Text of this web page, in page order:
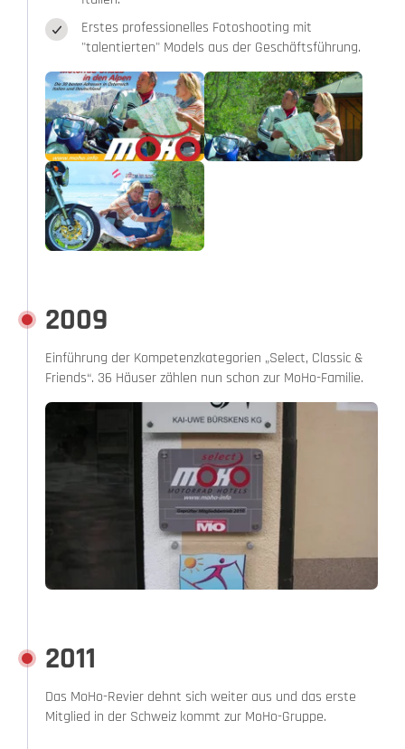
Erstes professionelles Fotoshooting mit
"talentierten" Models aus der Geschäftsführung.
2009
Einführung der Kompetenzkategorien „Select, Classic &
Friends“. 36 Häuser zählen nun schon zur MoHo-Familie.
2011
Das MoHo-Revier dehnt sich weiter aus und das erste
Mitglied in der Schweiz kommt zur MoHo-Gruppe.